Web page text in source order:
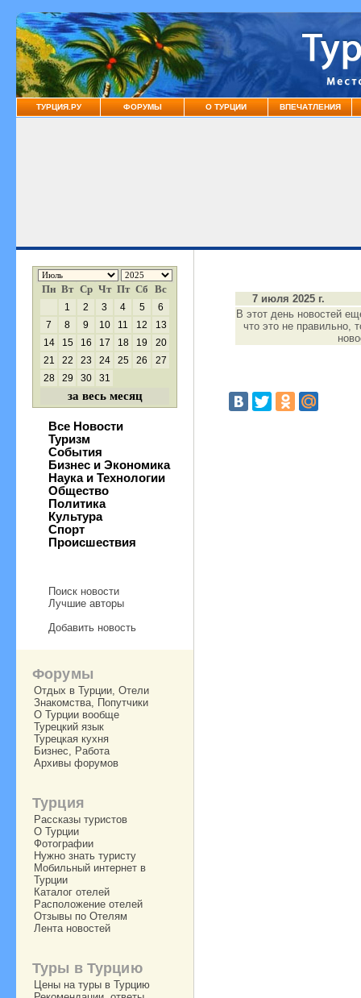
ТУРЦИЯ.РУ ФОРУМЫ О ТУРЦИИ ВПЕЧАТЛЕНИЯ
Пн Вт Ср Чт Пт Сб Вс
1 2 3 4 5
6
7
8 9 10 11 12
13
14
15 16 17 18 19
20
21
22 23 24 25 26
27
28
29 30 31
за весь месяц
Все Новости
Туризм
События
Бизнес и Экономика
Наука и Технологии
Общество
Политика
Культура
Спорт
Происшествия
Поиск новости
Лучшие авторы
Добавить новость
7 июля 2025 г.
В этот день новостей
что это не правильно,
Форумы
Отдых в Турции, Отели
Знакомства, Попутчики
О Турции вообще
Турецкий язык
Турецкая кухня
Бизнес, Работа
Архивы форумов
Турция
Рассказы туристов
О Турции
Фотографии
Нужно знать туристу
Мобильный интернет в
Турции
Каталог отелей
Расположение отелей
Отзывы по Отелям
Лента новостей
Туры в Турцию
Цены на туры в Турцию